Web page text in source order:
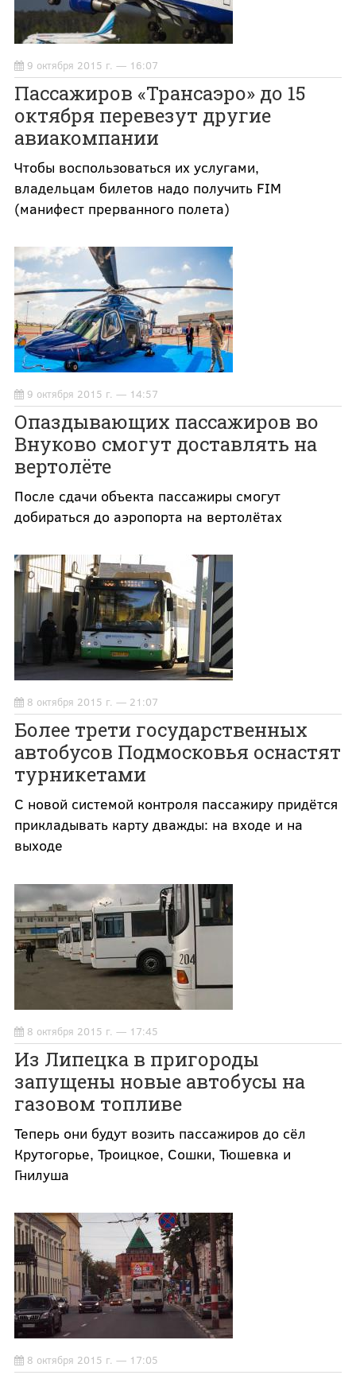
9 октября 2015 г. — 16:07
Пассажиров «Трансаэро» до 15
октября перевезут другие
авиакомпании
Чтобы воспользоваться их услугами,
владельцам билетов надо получить FIM
(манифест прерванного полета)
9 октября 2015 г. — 14:57
Опаздывающих пассажиров во
Внуково смогут доставлять на
вертолёте
После сдачи объекта пассажиры смогут
добираться до аэропорта на вертолётах
8 октября 2015 г. — 21:07
Более трети государственных
автобусов Подмосковья оснастят
турникетами
С новой системой контроля пассажиру придётся
прикладывать карту дважды: на входе и на
выходе
8 октября 2015 г. — 17:45
Из Липецка в пригороды
запущены новые автобусы на
газовом топливе
Теперь они будут возить пассажиров до сёл
Крутогорье, Троицкое, Сошки, Тюшевка и
Гнилуша
8 октября 2015 г. — 17:05